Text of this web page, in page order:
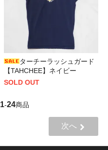
ターチーラッシュガード
【TAHCHEE】ネイビー
SOLD OUT
1-24商品
次へ